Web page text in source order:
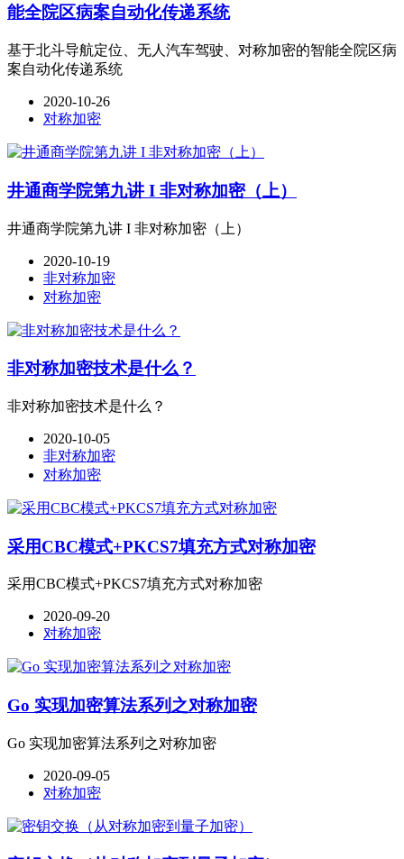
能全院区病案自动化传递系统
基于北斗导航定位、无人汽车驾驶、对称加密的智能全院区病
案自动化传递系统
2020-10-26
对称加密
井通商学院第九讲 I 非对称加密（上）
井通商学院第九讲 I 非对称加密（上）
2020-10-19
非对称加密
对称加密
非对称加密技术是什么？
非对称加密技术是什么？
2020-10-05
非对称加密
对称加密
采用CBC模式+PKCS7填充方式对称加密
采用CBC模式+PKCS7填充方式对称加密
2020-09-20
对称加密
Go 实现加密算法系列之对称加密
Go 实现加密算法系列之对称加密
2020-09-05
对称加密